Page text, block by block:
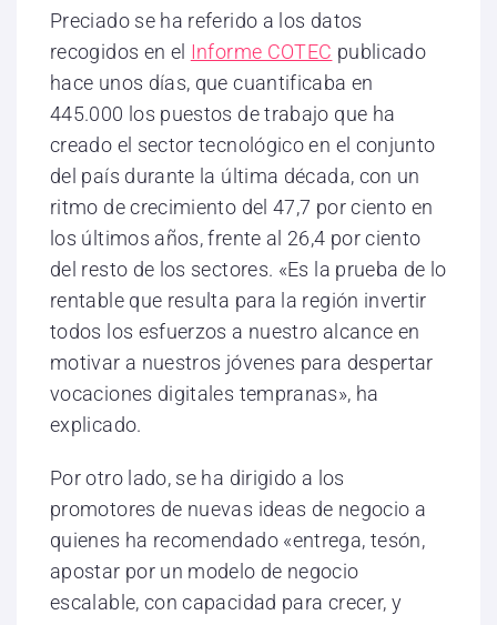
Preciado se ha referido a los datos
recogidos en el Informe COTEC publicado
hace unos días, que cuantificaba en
445.000 los puestos de trabajo que ha
creado el sector tecnológico en el conjunto
del país durante la última década, con un
ritmo de crecimiento del 47,7 por ciento en
los últimos años, frente al 26,4 por ciento
del resto de los sectores. «Es la prueba de lo
rentable que resulta para la región invertir
todos los esfuerzos a nuestro alcance en
motivar a nuestros jóvenes para despertar
vocaciones digitales tempranas», ha
explicado.
Por otro lado, se ha dirigido a los
promotores de nuevas ideas de negocio a
quienes ha recomendado «entrega, tesón,
apostar por un modelo de negocio
escalable, con capacidad para crecer, y